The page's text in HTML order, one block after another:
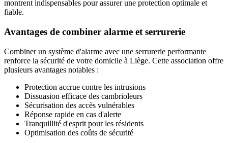
montrent indispensables pour assurer une protection optimale et
fiable.
Avantages de combiner alarme et serrurerie
Combiner un système d'alarme avec une serrurerie performante
renforce la sécurité de votre domicile à Liège. Cette association offre
plusieurs avantages notables :
Protection accrue contre les intrusions
Dissuasion efficace des cambrioleurs
Sécurisation des accès vulnérables
Réponse rapide en cas d'alerte
Tranquillité d'esprit pour les résidents
Optimisation des coûts de sécurité